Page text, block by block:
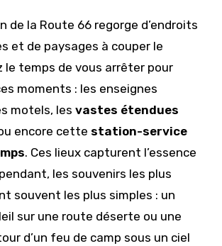
de la Route 66 regorge d’endroits
et de paysages à couper le
le temps de vous arrêter pour
moments : les enseignes
motels, lesvastes étendues
encore cettestation-service
. Ces lieux capturent l’essence
les souvenirs les plus
souvent les plus simples : un
sur une route déserte ou une
d’un feu de camp sous un ciel